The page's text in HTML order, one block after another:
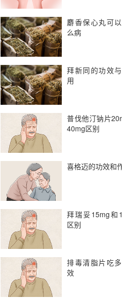
麝香保心丸可
么病
拜新同的功效
用
普伐他汀钠片
40mg区别
喜格迈的功效和
拜瑞妥15mg和
区别
排毒清脂片吃
效